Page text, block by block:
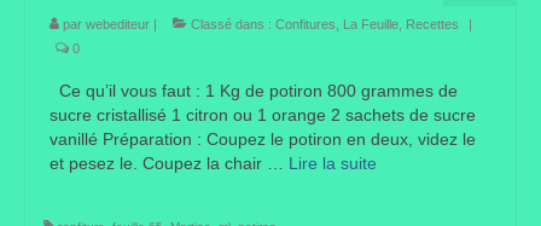
par webediteur | Classé dans : Confitures La Feuille Recettes
|
0
Ce qu’il vous faut : 1 Kg de potiron 800 grammes de
sucre cristallisé 1 citron ou 1 orange 2 sachets de sucre
vanillé Préparation : Coupez le potiron en deux, videz le
et pesez le. Coupez la chair … Lire la suite­­